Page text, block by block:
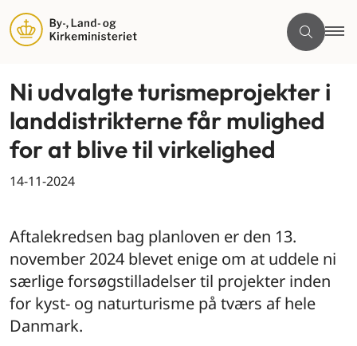
Ni udvalgte turismeprojekter i
landdistrikterne får mulighed
for at blive til virkelighed
14-11-2024
Aftalekredsen bag planloven er den 13.
november 2024 blevet enige om at uddele ni
særlige forsøgstilladelser til projekter inden
for kyst- og naturturisme på tværs af hele
Danmark.